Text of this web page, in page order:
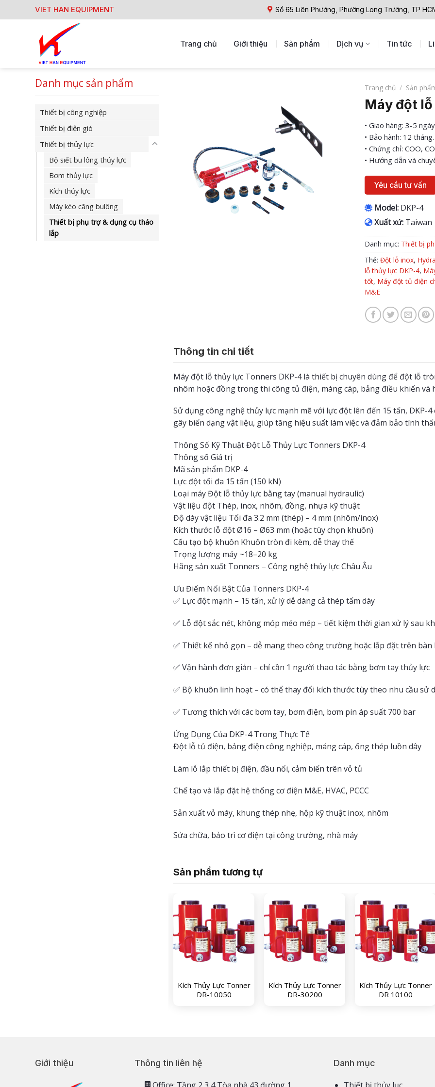
to
VIET HAN EQUIPMENT Số 65 Liên Phường, Phường Long Trường, TP
Trang chủ Giới thiệu Sản phẩm Dịch vụ Tin tức
Danh mục sản phẩm
Thiết bị công nghiệp
Thiết bị điện gió
Thiết bị thủy lực
Bộ siết bu lông thủy lực
Bơm thủy lực
Kích thủy lực
Máy kéo căng bulông
Thiết bị phụ trợ & dụng cụ tháo
lắp
Trang chủ / Sản
Máy đột
• Giao hàng: 3-5
• Bảo hành: 12 tháng.
• Chứng chỉ: COO,
• Hướng dẫn và
Yêu cầu tư vấn
Model:DKP-4
Xuất xứ:Taiwan
Danh mục: Thiết bị
Thẻ: Đột lỗ inox,
lỗ thủy lực DKP-4,
tốt, Máy đột tủ điện
M&E
Thông tin chi tiết
Máy đột lỗ thủy lực Tonners DKP-4 là thiết bị chuyên dùng để đột lỗ
nhôm hoặc đồng trong thi công tủ điện, máng cáp, bảng điều khiển và
Sử dụng công nghệ thủy lực mạnh mẽ với lực đột lên đến 15 tấn, DKP-
gây biến dạng vật liệu, giúp tăng hiệu suất làm việc và đảm bảo tính
Thông Số Kỹ Thuật Đột Lỗ Thủy Lực Tonners DKP-4
Thông số Giá trị
Mã sản phẩm DKP-4
Lực đột tối đa 15 tấn (150 kN)
Loại máy Đột lỗ thủy lực bằng tay (manual hydraulic)
Vật liệu đột Thép, inox, nhôm, đồng, nhựa kỹ thuật
Độ dày vật liệu Tối đa 3.2 mm (thép) – 4 mm (nhôm/inox)
Kích thước lỗ đột Ø16 – Ø63 mm (hoặc tùy chọn khuôn)
Cấu tạo bộ khuôn Khuôn tròn đi kèm, dễ thay thế
Trọng lượng máy ~18–20 kg
Hãng sản xuất Tonners – Công nghệ thủy lực Châu Âu
Ưu Điểm Nổi Bật Của Tonners DKP-4
✅ Lực đột mạnh – 15 tấn, xử lý dễ dàng cả thép tấm dày
✅ Lỗ đột sắc nét, không móp méo mép – tiết kiệm thời gian xử lý sau
✅ Thiết kế nhỏ gọn – dễ mang theo công trường hoặc lắp đặt trên bàn
✅ Vận hành đơn giản – chỉ cần 1 người thao tác bằng bơm tay thủy lực
✅ Bộ khuôn linh hoạt – có thể thay đổi kích thước tùy theo nhu cầu sử
✅ Tương thích với các bơm tay, bơm điện, bơm pin áp suất 700 bar
Ứng Dụng Của DKP-4 Trong Thực Tế
Đột lỗ tủ điện, bảng điện công nghiệp, máng cáp, ống thép luồn dây
Làm lỗ lắp thiết bị điện, đầu nối, cảm biến trên vỏ tủ
Chế tạo và lắp đặt hệ thống cơ điện M&E, HVAC, PCCC
Sản xuất vỏ máy, khung thép nhẹ, hộp kỹ thuật inox, nhôm
Sửa chữa, bảo trì cơ điện tại công trường, nhà máy
Sản phẩm tương tự
Kích Thủy Lực Tonner
DR-10050
Kích Thủy Lực Tonner
DR-30200
Kích Thủy Lực Tonner
DR 10100
Giới thiệu Thông tin liên hệ Danh mục